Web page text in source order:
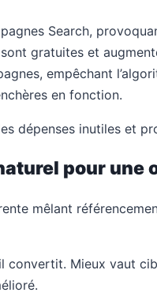
Search,
gratuites et
empêchant
en fonction.
dépenses inutiles et
pour
mêlant
convertit. Mieux vaut